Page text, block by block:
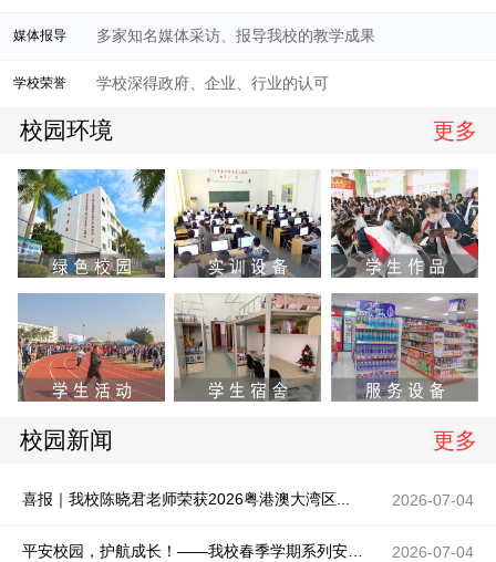
媒体报导 多家知名媒体采访、报导我校的教学成果
学校荣誉 学校深得政府、企业、行业的认可
校园环境 更多
校园新闻 更多
喜报｜我校陈晓君老师荣获2026粤港澳大湾区... 2026-07-04
2026-07-04